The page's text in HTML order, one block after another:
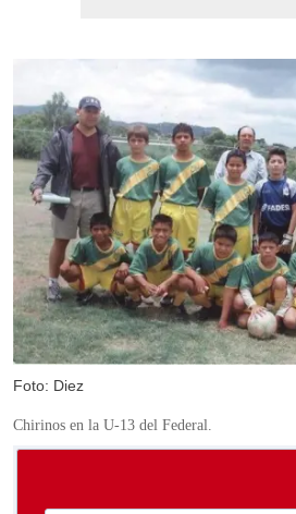
Foto: Diez
Chirinos en la U-13 del Federal.